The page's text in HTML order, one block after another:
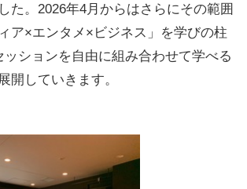
た。2026年4月からはさらにその範囲
ア×エンタメ×ビジネス」を学びの柱
ッションを自由に組み合わせて学べる
開していきます。